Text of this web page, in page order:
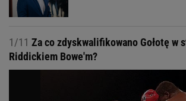
1/11 Za co zdyskwalifikowano Gołotę w
Riddickiem Bowe'm?